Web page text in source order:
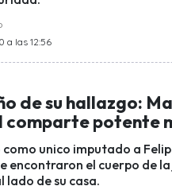
a las 12:56
de su hallazgo:
comparte potente
como unico imputado a
encontraron el cuerpo de
lado de su casa.